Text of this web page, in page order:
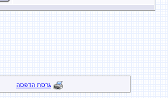
גרסת הדפסה